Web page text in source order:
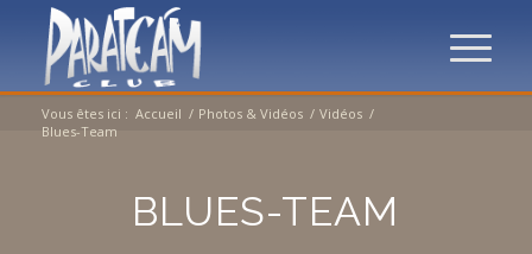
Vous êtes ici : Accueil / Photos & Vidéos / Vidéos /
Blues-Team
BLUES-TEAM